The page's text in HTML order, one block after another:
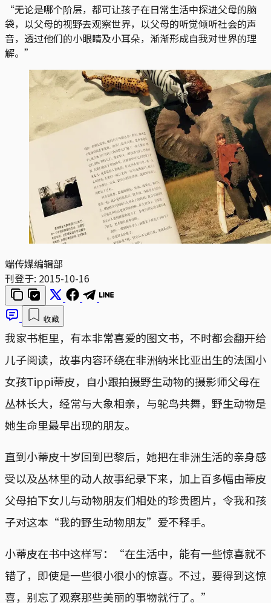
“无论是哪个阶层，都可让孩子在日常生活中探进父母的脑
袋，以父母的视野去观察世界，以父母的听觉倾听社会的声
音，透过他们的小眼睛及小耳朵，渐渐形成自我对世界的理
解。”
端传媒编辑部
刊登于: 2015-10-16
收藏
我家书柜里，有本非常喜爱的图文书，不时都会翻开给
儿子阅读，故事内容环绕在非洲纳米比亚出生的法国小
女孩Tippi蒂皮，自小跟拍摄野生动物的摄影师父母在
丛林长大，经常与大象相亲，与鸵鸟共舞，野生动物是
她生命里最早出现的朋友。
直到小蒂皮十岁回到巴黎后，她把在非洲生活的亲身感
受以及丛林里的动人故事纪录下来，加上百多幅由蒂皮
父母拍下女儿与动物朋友们相处的珍贵图片，令我和孩
子对这本“我的野生动物朋友”爱不释手。
小蒂皮在书中这样写：“在生活中，能有一些惊喜就不
错了，即使是一些很小很小的惊喜。不过，要得到这惊
喜，别忘了观察那些美丽的事物就行了。”